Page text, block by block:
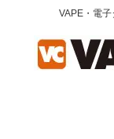
VAPE・電